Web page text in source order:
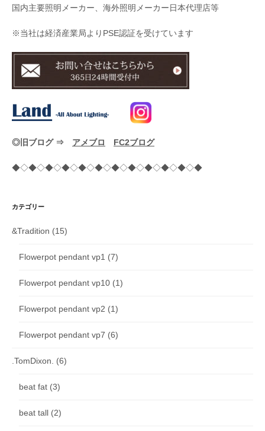
国内主要照明メーカー、海外照明メーカー日本代理店等
※当社は経済産業局よりPSE認証を受けています
◎旧ブログ ⇒ アメブロ FC2ブログ
◆◇◆◇◆◇◆◇◆◇◆◇◆◇◆◇◆◇◆◇◆◇◆
カテゴリー
&Tradition (15)
Flowerpot pendant vp1 (7)
Flowerpot pendant vp10 (1)
Flowerpot pendant vp2 (1)
Flowerpot pendant vp7 (6)
.TomDixon. (6)
beat fat (3)
beat tall (2)